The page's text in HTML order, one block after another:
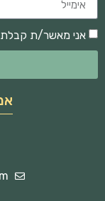
אני מאשר/ת קבלת